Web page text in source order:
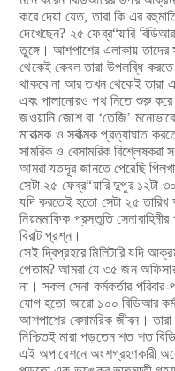
করে দেয়া যেত, তারা কি এর
দেখেছেন? ২৫ ফেব্র“য়ারি
তুঙ্গে। আশপাশের এলাকায় তাদের
থেকেই কেবল তারা উপলব্ধি করতে
থাকবে না আর তখন থেকেই তারা
এবং পালানোরও পথ নিতে শুরু
জওয়ানি জোশ বা ‘তেজি’
মারাত্মক ও সর্বাত্মক প্রত্যাঘাত
সামরিক ও বেসামরিক
আমরা যতদূর জানতে পেরেছি
সেটা ২৫ ফেব্র“য়ারি দুপুর ১২টা
যদি করতেই হতো সেটা ২৫
নিয়মমাফিক প্রস্তুতি
বিরাট প্রশ্ন।
সেই দ্বিপ্রহরে মিলিটারি যদি
পেতাম? আমরা যে ৩৫ জন
না। সকল সেনা কর্মকর্তার
যোগ হতো আরো ১০০ বিডিআর
আশপাশের বেসামরিক জীবন।
নিশ্চিতই মারা পড়তেন শত শত
এই অপারেশনে অংশগ্রহণকারী